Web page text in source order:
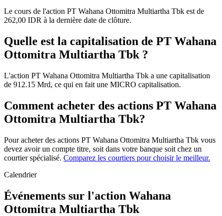
Le cours de l'action PT Wahana Ottomitra Multiartha Tbk est de
262,00 IDR à la dernière date de clôture.
Quelle est la capitalisation de PT Wahana
Ottomitra Multiartha Tbk ?
L'action PT Wahana Ottomitra Multiartha Tbk a une capitalisation
de 912.15 Mrd, ce qui en fait une MICRO capitalisation.
Comment acheter des actions PT Wahana
Ottomitra Multiartha Tbk?
Pour acheter des actions PT Wahana Ottomitra Multiartha Tbk vous
devez avoir un compte titre, soit dans votre banque soit chez un
courtier spécialisé. Comparez les courtiers pour choisir le meilleur.
Calendrier
Événements sur l'action Wahana
Ottomitra Multiartha Tbk